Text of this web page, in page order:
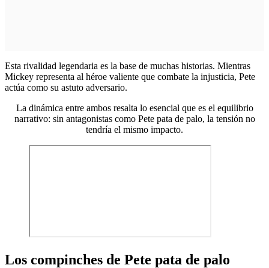
Esta rivalidad legendaria es la base de muchas historias. Mientras
Mickey representa al héroe valiente que combate la injusticia, Pete
actúa como su astuto adversario.
La dinámica entre ambos resalta lo esencial que es el equilibrio
narrativo: sin antagonistas como Pete pata de palo, la tensión no
tendría el mismo impacto.
Los compinches de Pete pata de palo